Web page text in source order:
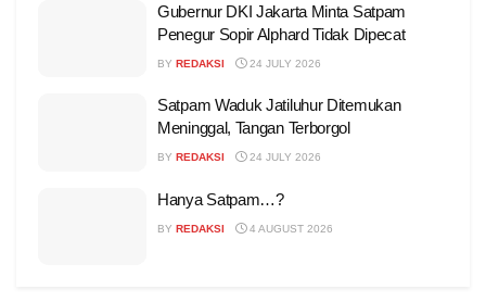
Gubernur DKI Jakarta Minta Satpam
Penegur Sopir Alphard Tidak Dipecat
BY REDAKSI 24 JULY 2026
Satpam Waduk Jatiluhur Ditemukan
Meninggal, Tangan Terborgol
BY REDAKSI 24 JULY 2026
Hanya Satpam…?
BY REDAKSI 4 AUGUST 2026